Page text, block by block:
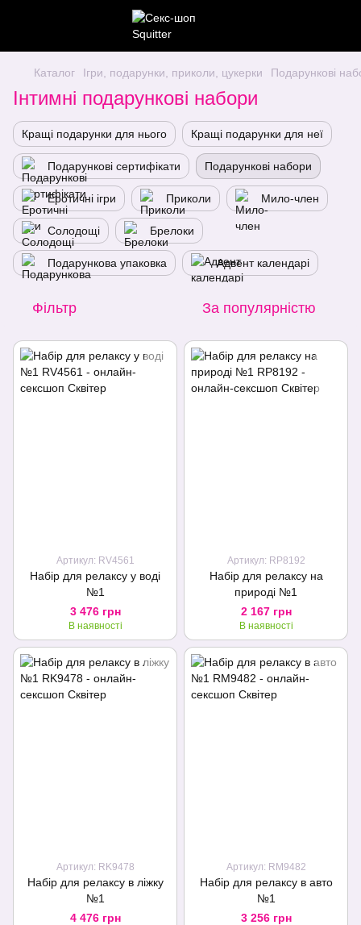
Каталог Ігри, подарунки, приколи, цукерки Подарункові
Інтимні подарункові набори
Кращі подарунки для нього Кращі подарунки для неї
Подарункові сертифікати Подарункові набори
Еротичні ігри Приколи Мило-член
Солодощі Брелоки
Подарункова упаковка Адвент календарі
Фільтр За популярністю
Артикул: RV4561
Набір для релаксу у воді
№1
3 476 грн
В наявності
Артикул: RP8192
Набір для релаксу на
природі №1
2 167 грн
В наявності
Артикул: RK9478
Набір для релаксу в ліжку
№1
4 476 грн
Артикул: RM9482
Набір для релаксу в авто
№1
3 256 грн